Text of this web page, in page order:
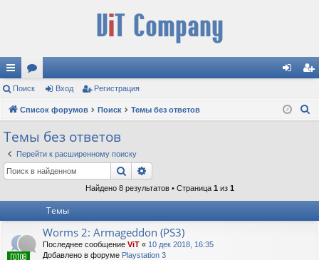
с
ы
лк
и
ор
ум д ис
Поиск Вход Регистрация
Список форумов Поиск Темы без ответов
Темы без ответов
Перейти к расширенному поиску
Поиск
Найдено 8 результатов • Страница 1 из 1
Темы
Worms 2: Armageddon (PS3)
Последнее сообщение ViT « 10 дек 2018, 16:35
Добавлено в форуме Playstation 3